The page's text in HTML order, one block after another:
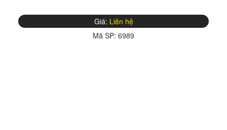
Giá: Liên hệ
Mã SP: 6989